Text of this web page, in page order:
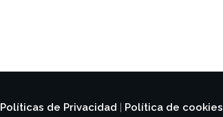
Políticas de Privacidad Política de cookies